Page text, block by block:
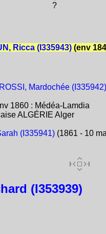
?
Ricca (I335943)(env
ROSSI, Mardochée (I335942)
1860 : Médéa-Lamdia
ALGÉRIE Alger
(I335941)(1861 - 10
(I353939)